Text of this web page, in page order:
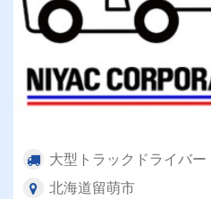
大型トラックドライバー
北海道留萌市